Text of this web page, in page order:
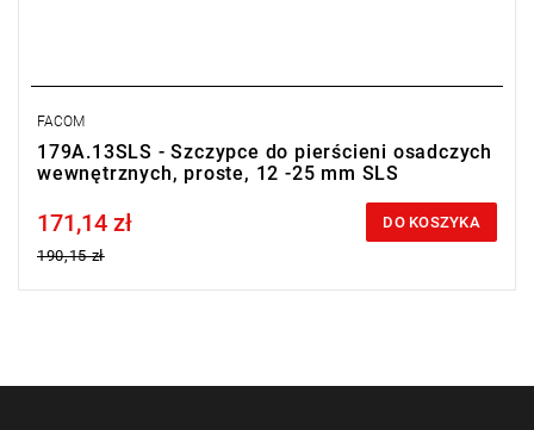
FACOM
179A.13SLS - Szczypce do pierścieni osadczych
wewnętrznych, proste, 12 -25 mm SLS
Price tax included
171,14 zł
190,15 zł
DO KOSZYKA